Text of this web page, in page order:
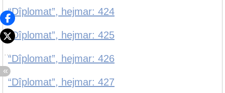
“Dîplomat”, hejmar: 424
“Dîplomat”, hejmar: 425
“Dîplomat”, hejmar: 426
“Dîplomat”, hejmar: 427